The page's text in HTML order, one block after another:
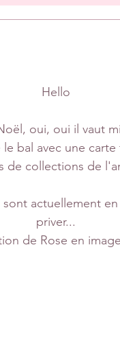
Ciseaux
Rose
Hello
oui, oui il vaut
bal avec une
de collections de
actuellement
priver...
de Rose en